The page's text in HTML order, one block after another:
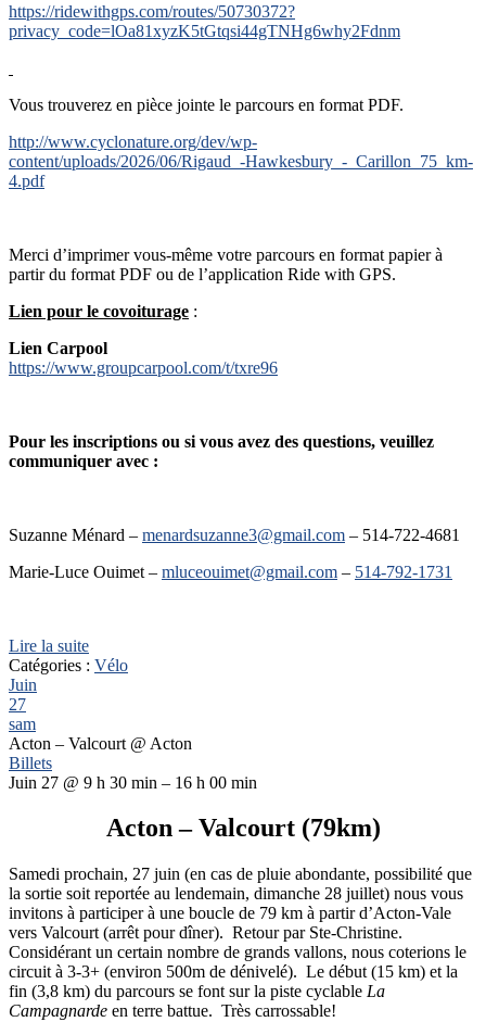
https://ridewithgps.com/routes/50730372?
privacy_code=lOa81xyzK5tGtqsi44gTNHg6why2Fdnm
Vous trouverez en pièce jointe le parcours en format PDF.
http://www.cyclonature.org/dev/wp-
content/uploads/2026/06/Rigaud_-Hawkesbury_-_Carillon_75_km-
4.pdf
Merci d’imprimer vous-même votre parcours en format papier à
partir du format PDF ou de l’application Ride with GPS.
Lien pour le covoiturage :
Lien Carpool
https://www.groupcarpool.com/t/txre96
Pour les inscriptions ou si vous avez des questions, veuillez
communiquer avec :
Suzanne Ménard – menardsuzanne3@gmail.com – 514-722-4681
Marie-Luce Ouimet – mluceouimet@gmail.com – 514-792-1731
Lire la suite
Catégories : Vélo
Juin
27
sam
Acton – Valcourt @ Acton
Billets
Juin 27 @ 9 h 30 min – 16 h 00 min
Acton – Valcourt (79km)
Samedi prochain, 27 juin (en cas de pluie abondante, possibilité que
la sortie soit reportée au lendemain, dimanche 28 juillet) nous vous
invitons à participer à une boucle de 79 km à partir d’Acton-Vale
vers Valcourt (arrêt pour dîner). Retour par Ste-Christine.
Considérant un certain nombre de grands vallons, nous coterions le
circuit à 3-3+ (environ 500m de dénivelé). Le début (15 km) et la
fin (3,8 km) du parcours se font sur la piste cyclable La
Campagnarde en terre battue. Très carrossable!